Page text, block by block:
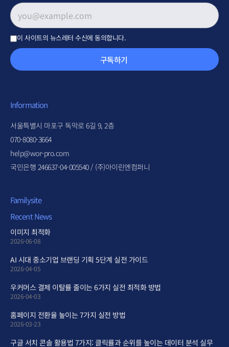
이메일 주소*
이 사이트의 뉴스레터 수신에 동의합니다.
구독하기
Information
서울특별시 마포구 독막로 6길 9, 2층
070-8080-3664
help@wor-pro.com
국민은행 246637-04-005540 / (주)아이린엔컴퍼니
Familysite
Recent News
이미지 최적화
2026-06-08
AI 시대 중소기업 브랜딩 기획 5단계 실전 가이드
2026-04-05
우커머스 결제 이탈률 줄이는 6가지 실전 최적화 방법
2026-04-03
홈페이지 전환율 높이는 7가지 실전 방법
2026-03-23
구글 서치 콘솔 활용법 7가지: 클릭률과 순위를 높이는 데이터 분석 실무